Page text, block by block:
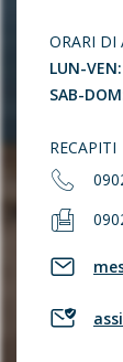
ORARI DI
LUN-VEN:
SAB-
RECAPITI